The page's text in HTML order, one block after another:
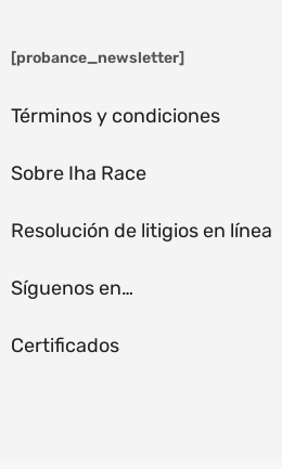
[probance_newsletter]
Términos y condiciones
Sobre Iha Race
Resolución de litigios en línea
Síguenos en…
Certificados